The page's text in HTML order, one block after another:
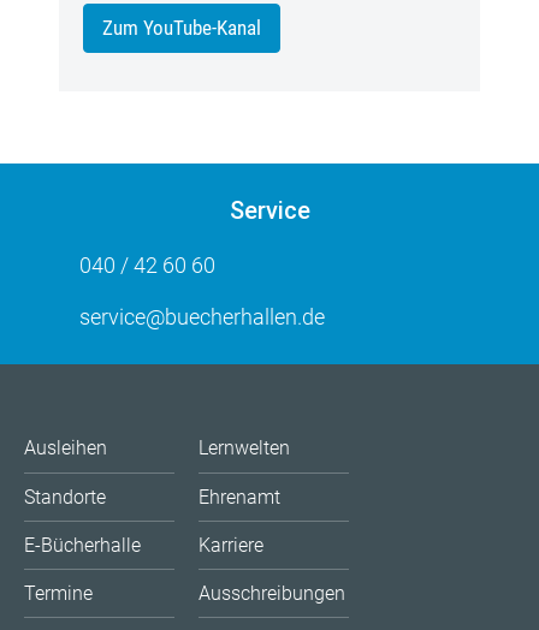
Zum YouTube-Kanal
Service
040 / 42 60 60
service@buecherhallen.de
Ausleihen
Standorte
E-Bücherhalle
Termine
Lernwelten
Ehrenamt
Karriere
Ausschreibungen